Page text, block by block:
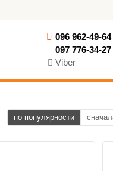
096 962-49-64
097 776-34-27
Viber
по популярности